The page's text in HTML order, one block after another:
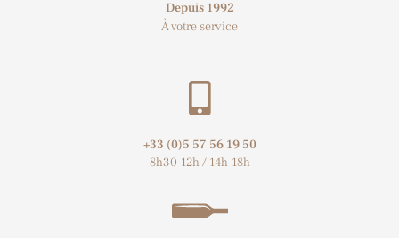
Depuis 1992
À votre service
+33 (0)5 57 56 19 50​
8h30-12h / 14h-18h